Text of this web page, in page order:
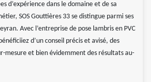
d’expérience dans le domaine et de sa
SOS Gouttières 33 se distingue parmi ses
Avec l’entreprise de pose lambris en PVC
d’un conseil précis et avisé, des
mesure et bien évidemment des résultats au-